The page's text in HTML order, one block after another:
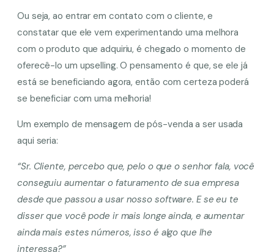
Ou seja, ao entrar em contato com o cliente, e
constatar que ele vem experimentando uma melhora
com o produto que adquiriu, é chegado o momento de
oferecê-lo um upselling. O pensamento é que, se ele já
está se beneficiando agora, então com certeza poderá
se beneficiar com uma melhoria!
Um exemplo de mensagem de pós-venda a ser usada
aqui seria:
“Sr. Cliente, percebo que, pelo o que o senhor fala, você
conseguiu aumentar o faturamento de sua empresa
desde que passou a usar nosso software. E se eu te
disser que você pode ir mais longe ainda, e aumentar
ainda mais estes números, isso é algo que lhe
interessa?”